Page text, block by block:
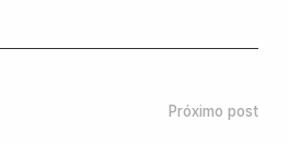
Próximo post